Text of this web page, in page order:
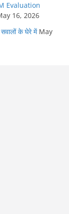
Evaluation
16, 2026
के घेरे में May